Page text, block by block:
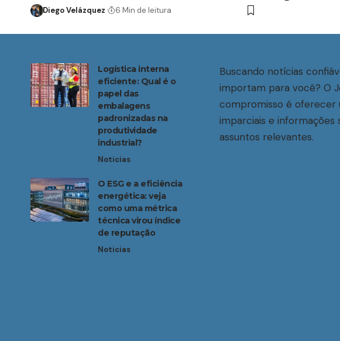
Diego Velázquez 6 Min de leitura
Logística interna
eficiente: Qual é o
papel das
embalagens
padronizadas na
produtividade
industrial?
Noticias
O ESG e a eficiência
energética: veja
como uma métrica
técnica virou índice
de reputação
Noticias
Buscando notícias
importam para você? O
compromisso é oferecer
imparciais e
assuntos relevantes.